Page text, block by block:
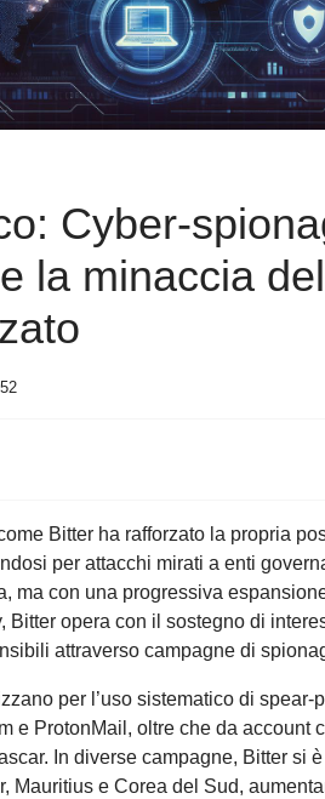
Cyber-
la minaccia
Bitter ha rafforzato la propria
per attacchi mirati a enti
ma con una progressiva
Bitter opera con il sostegno di
attraverso campagne di
per l’uso sistematico di
e ProtonMail, oltre che da account
In diverse campagne, Bitter si
Mauritius e Corea del Sud,